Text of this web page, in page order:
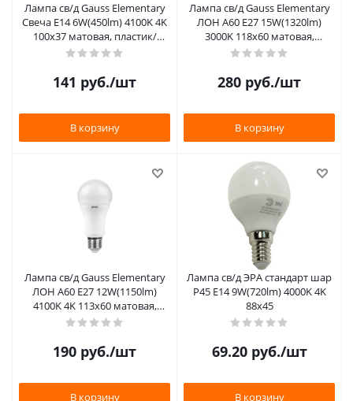
Лампа св/д Gauss Elementary
Свеча E14 6W(450lm) 4100K 4K
100х37 матовая, пластик/
алюм.
141 руб./шт
В корзину
Лампа св/д Gauss Elementary
ЛОН A60 E27 15W(1320lm)
3000K 118х60 матовая,
пластик/алюм.
280 руб./шт
В корзину
Лампа св/д Gauss Elementary
ЛОН A60 E27 12W(1150lm)
4100K 4K 113х60 матовая,
пластик/алюм.
190 руб./шт
В корзину
Лампа св/д ЭРА стандарт шар
P45 E14 9W(720lm) 4000K 4K
88х45
69.20руб./шт
В корзину